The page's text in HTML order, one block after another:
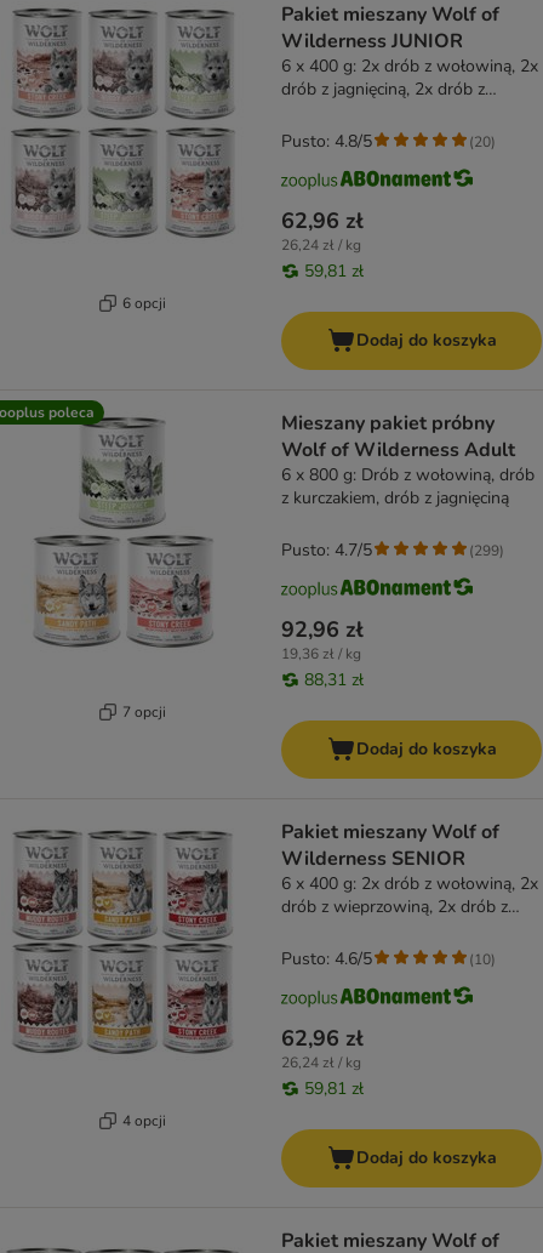
6 opcji
Pakiet mieszany Wolf of
Wilderness JUNIOR
6 x 400 g: 2x drób z wołowiną, 2x
drób z jagnięciną, 2x drób z
62,96 zł
26,24 zł / kg
59,81 zł
Pusto: 4.8/5 (20)
Dodaj do koszyka
poleca
7 opcji
Mieszany pakiet próbny
Wolf of Wilderness Adult
6 x 800 g: Drób z wołowiną, drób
z kurczakiem, drób z jagnięciną
92,96 zł
19,36 zł / kg
88,31 zł
Pusto: 4.7/5 (299)
Dodaj do koszyka
4 opcji
Pakiet mieszany Wolf of
Wilderness SENIOR
6 x 400 g: 2x drób z wołowiną, 2x
drób z wieprzowiną, 2x drób z
62,96 zł
26,24 zł / kg
59,81 zł
Pusto: 4.6/5 (10)
Dodaj do koszyka
Pakiet mieszany Wolf of